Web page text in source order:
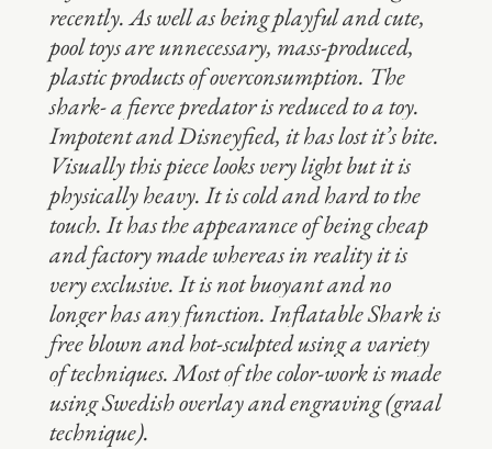
recently. As well as being playful and cute,
pool toys are unnecessary, mass-produced,
plastic products of overconsumption. The
shark- a fierce predator is reduced to a toy.
Impotent and Disneyfied, it has lost it’s bite.
Visually this piece looks very light but it is
physically heavy. It is cold and hard to the
touch. It has the appearance of being cheap
and factory made whereas in reality it is
very exclusive. It is not buoyant and no
longer has any function.Inflatable Shark is
free blown and hot-sculpted using a variety
of techniques. Most of the color-work is made
using Swedish overlay and engraving (graal
technique).